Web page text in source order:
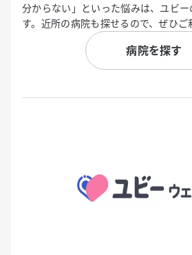
分からない」といった悩みは、ユビ
す。近所の病院も探せるので、ぜひご
病院を探す